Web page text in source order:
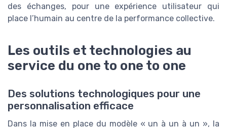
des échanges, pour une expérience utilisateur qui
place l’humain au centre de la performance collective.
Les outils et technologies au
service du one to one to one
Des solutions technologiques pour une
personnalisation efficace
Dans la mise en place du modèle « un à un à un », la